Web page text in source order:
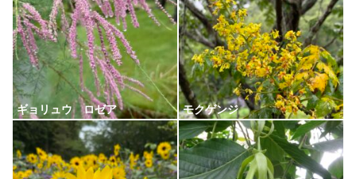
ギョリュウ ロゼア モクゲンジ